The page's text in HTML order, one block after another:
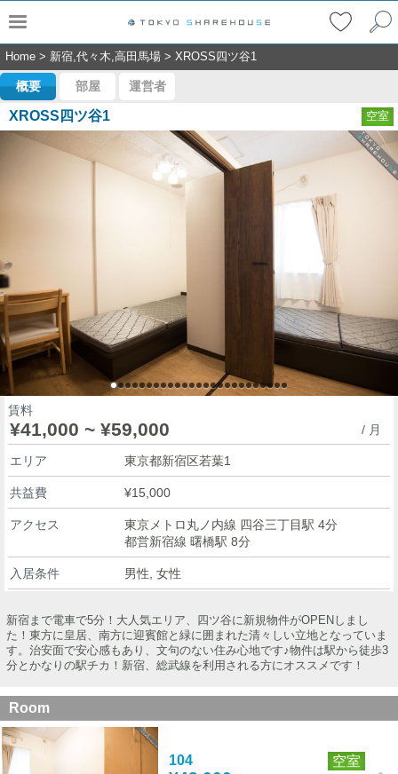
Home > 新宿,代々木,高田馬場 > XROSS四ツ谷1
概要 部屋 運営者
XROSS四ツ谷1 空室
賃料
¥41,000 ~ ¥59,000 / 月
エリア 東京都新宿区若葉1
共益費 ¥15,000
アクセス
東京メトロ丸ノ内線 四谷三丁目駅 4分
都営新宿線 曙橋駅 8分
入居条件 男性, 女性
新宿まで電車で5分！大人気エリア、四ツ谷に新規物件がOPENしまし
た！東方に皇居、南方に迎賓館と緑に囲まれた清々しい立地となっていま
す。治安面で安心感もあり、文句のない住み心地です♪物件は駅から徒歩3
分とかなりの駅チカ！新宿、総武線を利用される方にオススメです！
Room
104 空室